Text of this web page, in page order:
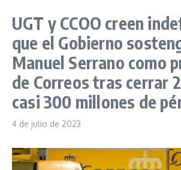
UGT y CCOO creen
que el Gobierno
Manuel Serrano como
de Correos tras cerrar
casi 300 millones de
4 de julio de 2023